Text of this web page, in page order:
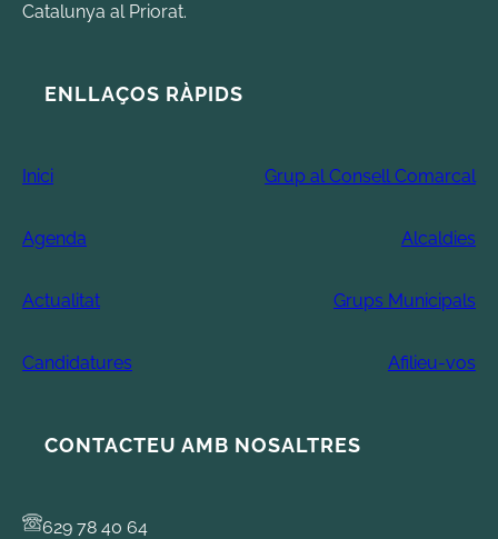
Catalunya al Priorat.
ENLLAÇOS RÀPIDS
Inici Grup al Consell Comarcal
Agenda Alcaldies
Actualitat Grups Municipals
Candidatures Afilieu-vos
CONTACTEU AMB NOSALTRES
629 78 40 64